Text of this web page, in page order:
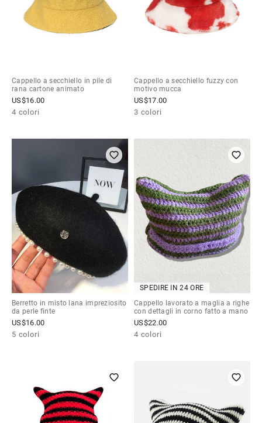
Cappello a secchiello in pile di
rana cartone animato
US$16.00
4 colori
Cappello a secchiello fuzzy con
motivo mucca
US$17.00
3 colori
Berretto in misto lana impreziosito
da perle finte
US$16.00
5 colori
SPEDIRE IN 24 ORE
Cappello lavorato a maglia a righe
con dettagli in corno fatto a mano
US$22.00
4 colori